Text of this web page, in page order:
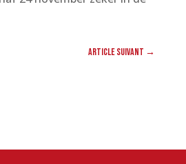
Article suivant →